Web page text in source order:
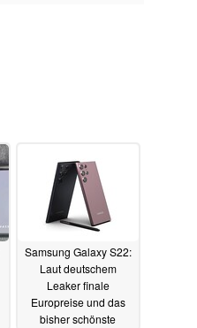
Samsung Galaxy S22:
Laut deutschem
Leaker finale
Europreise und das
bisher schönste